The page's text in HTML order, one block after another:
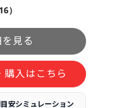
）
購入はこちら
安シミュレーション